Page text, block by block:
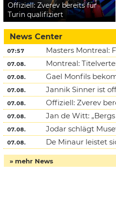
Offiziell: Zverev bereits für
Turin qualifiziert
News Center
07:57 Masters Montreal:
07.08. Montreal:
07.08. Gael Monfils
07.08. Jannik Sinner ist
07.08. Offiziell: Zverev
07.08. Jan de Witt:
07.08. Jodar schlägt
07.08. De Minaur leistet
» mehr News